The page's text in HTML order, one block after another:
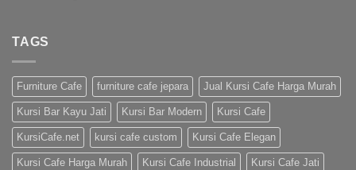
TAGS
Furniture Cafe furniture cafe jepara Jual Kursi Cafe Harga Murah
Kursi Bar Kayu Jati Kursi Bar Modern Kursi Cafe
KursiCafe.net kursi cafe custom Kursi Cafe Elegan
Kursi Cafe Harga Murah Kursi Cafe Industrial Kursi Cafe Jati